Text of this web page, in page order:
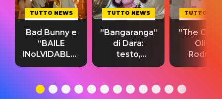
TUTTO NEWS
Bad Bunny e
“BAILE
INoLVIDABLE”:
testo,
significato
TUTTO NEWS
“Bangaranga”
di Dara:
testo,
traduzione e
del singolo
TUTTO
“The
Olivia
testo,